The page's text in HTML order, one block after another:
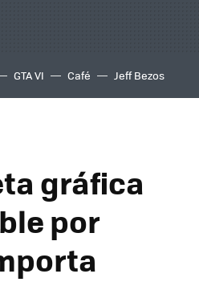
GTA VI Café Jeff Bezos
gráfica
por